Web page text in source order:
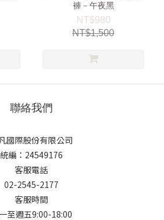
褲－午夜黑
NT$980
NT$1,500
聯絡我們
國際股份有限公司
統編：24549176
客服電話
02-2545-2177
客服時間
至週五9:00-18:00